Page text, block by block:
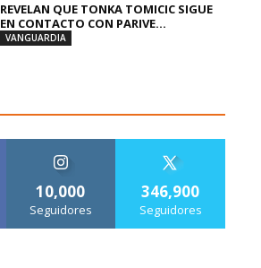
REVELAN QUE TONKA TOMICIC SIGUE
EN CONTACTO CON PARIVE...
VANGUARDIA
10,000
Seguidores
346,900
Seguidores